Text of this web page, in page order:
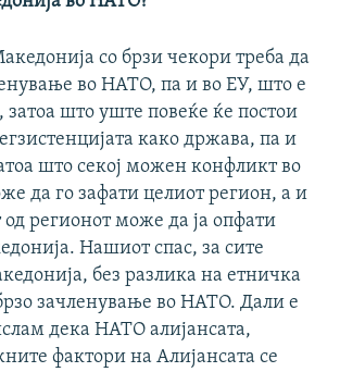
со брзи чекори треба да
во НАТО, па и во ЕУ, што е
затоа што уште повеќе ќе постои
како држава, па и
што секој можен конфликт во
да го зафати целиот регион, а и
од регионот може да ја опфати
Нашиот спас, за сите
без разлика на етничка
зачленување во НАТО. Дали е
дека НАТО алијансата,
фактори на Алијансата се